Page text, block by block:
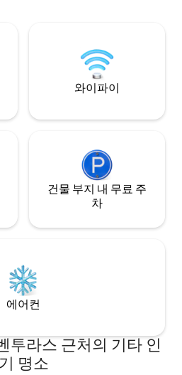
나는 길 건너편에
거리에 스노클링,
카페와 레스토랑
와이파이
건물 부지 내 무료 주
차
에어컨
투라스 근처의 기타 인
기 명소